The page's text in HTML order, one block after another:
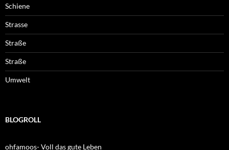
Schiene
Strasse
Straße
Straße
Umwelt
BLOGROLL
ohfamoos- Voll das gute Leben